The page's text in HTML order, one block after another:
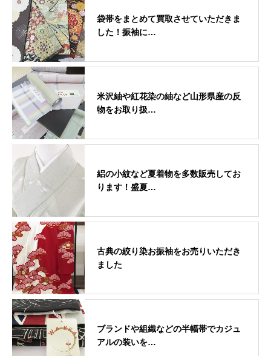
袋帯をまとめて買取させていただきま
した！振袖に…
米沢紬や紅花染の紬など山形県産の反
物をお取り扱…
絽の小紋など夏着物を多数販売してお
ります！盛夏…
古典の絞り染お振袖をお売りいただき
ました
ブランドや組織などの半幅帯でカジュ
アルの装いを…